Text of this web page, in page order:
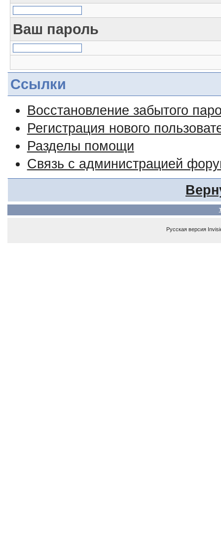
Ваш пароль
Ссылки
Восстановление забытого
Регистрация нового
Разделы помощи
Связь с администрацией
Русская версия